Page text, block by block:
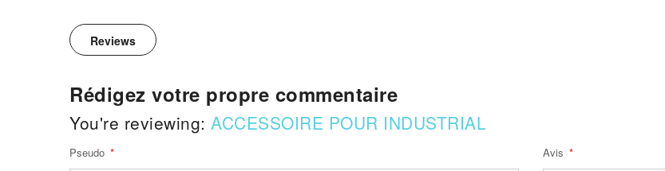
Reviews
Rédigez votre propre commentaire
You're reviewing: ACCESSOIRE POUR INDUSTRIAL
Pseudo Avis